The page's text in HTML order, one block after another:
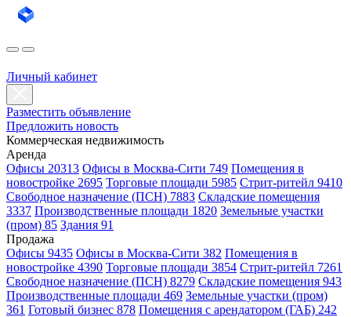
Личный кабинет
Разместить объявление
Предложить новость
Коммерческая недвижимость
Аренда
Офисы 20313 Офисы в Москва-Сити 749 Помещения в
новостройке 2695 Торговые площади 5985 Стрит-ритейл 9410
Свободное назначение (ПСН) 7883 Складские помещения
3337 Производственные площади 1820 Земельные участки
(пром) 85 Здания 91
Продажа
Офисы 9435 Офисы в Москва-Сити 382 Помещения в
новостройке 4390 Торговые площади 3854 Стрит-ритейл 7261
Свободное назначение (ПСН) 8279 Складские помещения 943
Производственные площади 469 Земельные участки (пром)
361 Готовый бизнес 878 Помещения с арендатором (ГАБ) 242